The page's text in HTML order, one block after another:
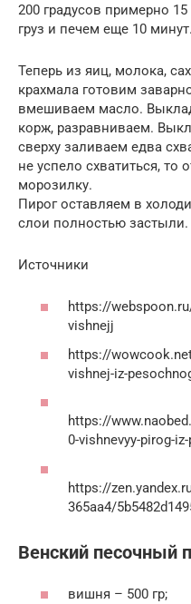
200 градусов примерно
груз и печем еще 10
Теперь из яиц, молока,
крахмала готовим
вмешиваем масло.
корж, разравниваем.
сверху заливаем едва
не успело схватиться, то
морозилку.
Пирог оставляем в
слои полностью застыли.
Источники
https://
vishnejj
https://
vishnej-iz-
https://
0-vishnevyy-pirog-
https://
365aa4/
Венский песочный
вишня – 500 гр;